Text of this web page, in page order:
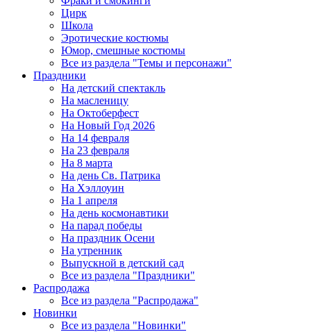
Цирк
Школа
Эротические костюмы
Юмор, смешные костюмы
Все из раздела "Темы и персонажи"
Праздники
На детский спектакль
На масленицу
На Октоберфест
На Новый Год 2026
На 14 февраля
На 23 февраля
На 8 марта
На день Св. Патрика
На Хэллоуин
На 1 апреля
На день космонавтики
На парад победы
На праздник Осени
На утренник
Выпускной в детский сад
Все из раздела "Праздники"
Распродажа
Все из раздела "Распродажа"
Новинки
Все из раздела "Новинки"